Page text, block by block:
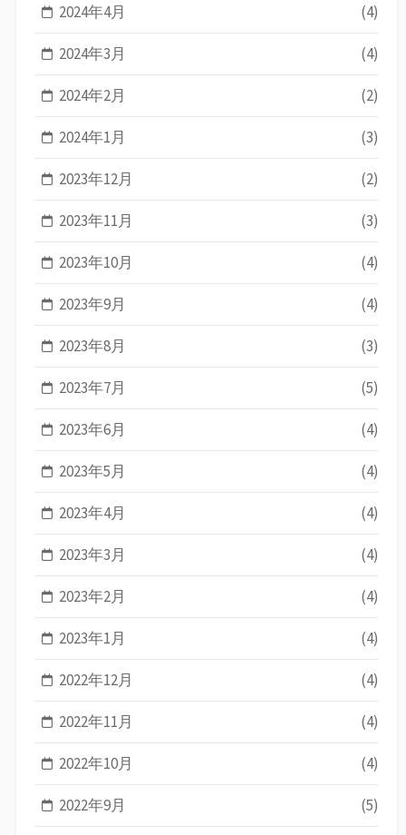
2024年4月 (4)
2024年3月 (4)
2024年2月 (2)
2024年1月 (3)
2023年12月 (2)
2023年11月 (3)
2023年10月 (4)
2023年9月 (4)
2023年8月 (3)
2023年7月 (5)
2023年6月 (4)
2023年5月 (4)
2023年4月 (4)
2023年3月 (4)
2023年2月 (4)
2023年1月 (4)
2022年12月 (4)
2022年11月 (4)
2022年10月 (4)
2022年9月 (5)